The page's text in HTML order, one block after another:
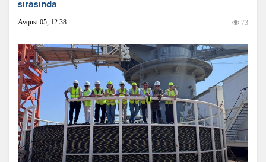
sırasında
Avqust 05, 12:38 73